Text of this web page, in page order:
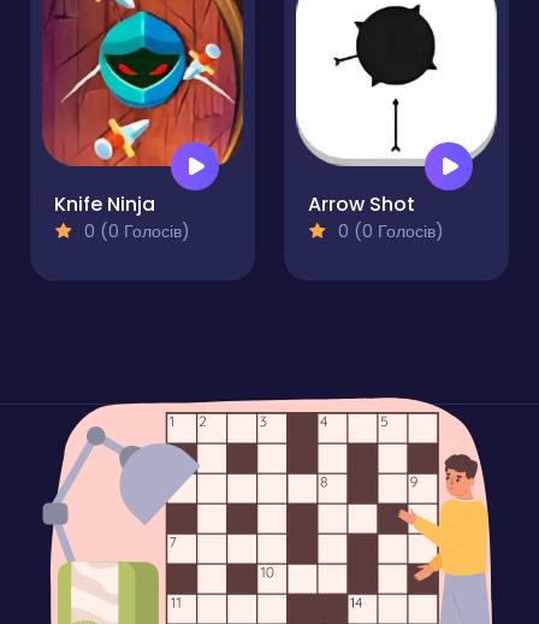
Knife Ninja
0 (0 Голосів)
Arrow Shot
0 (0 Голосів)